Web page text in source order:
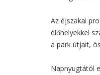
Az éjszakai
élőhelyekkel
a park útjait,
Napnyugtától